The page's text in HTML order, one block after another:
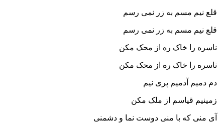
قلع نیم مسم به زر نمی رسم
قلع نیم مسم به زر نمی رسم
ناسره را خاک ره از محک مکن
ناسره را خاک ره از محک مکن
دم دمیم آدمیم پری نیم
زمینیم قیاسم از ملک مکن
آی منی که با منی دوست نما و دشمنی